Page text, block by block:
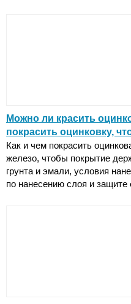
Можно ли красить
покрасить оцинковку,
Как и чем покрасить
железо, чтобы покрытие
грунта и эмали, условия
по нанесению слоя и защите